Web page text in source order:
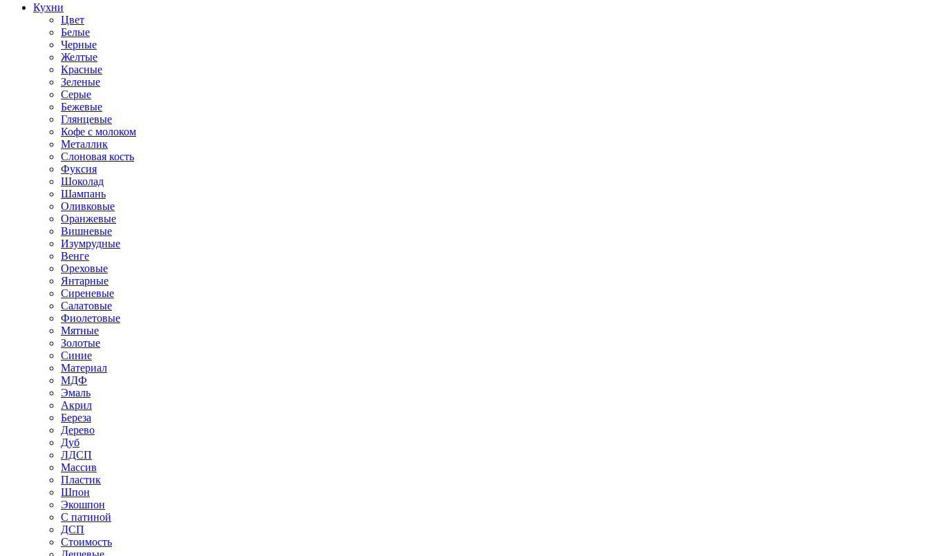
Кухни
Цвет
Белые
Черные
Желтые
Красные
Зеленые
Серые
Бежевые
Глянцевые
Кофе с молоком
Металлик
Слоновая кость
Фуксия
Шоколад
Шампань
Оливковые
Оранжевые
Вишневые
Изумрудные
Венге
Ореховые
Янтарные
Сиреневые
Салатовые
Фиолетовые
Мятные
Золотые
Синие
Материал
МДФ
Эмаль
Акрил
Береза
Дерево
Дуб
ЛДСП
Массив
Пластик
Шпон
Экошпон
С патиной
ДСП
Стоимость